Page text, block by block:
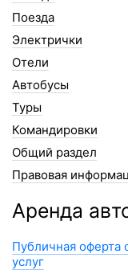
Поезда
Электрички
Отели
Автобусы
Туры
Командировки
Общий раздел
Правовая
Аренда
Публичная оферта
услуг